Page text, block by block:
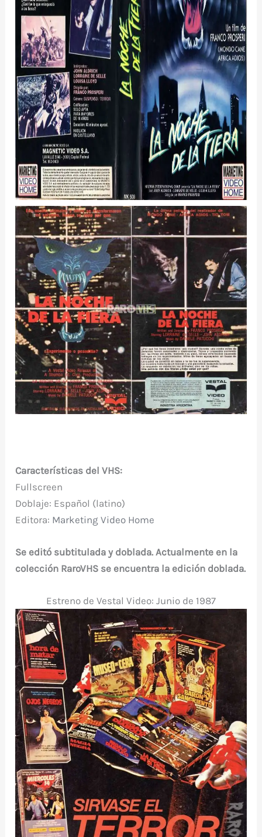
Características del VHS:
Fullscreen
Doblaje: Español (latino)
Editora: Marketing Video Home
Se editó subtitulada y doblada. Actualmente en la
colección RaroVHS se encuentra la edición doblada.
Estreno de Vestal Video: Junio de 1987